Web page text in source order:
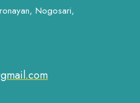
Nogosari,